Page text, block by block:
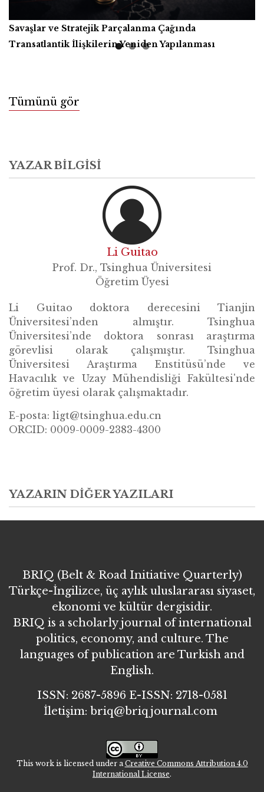
Savaşlar ve Stratejik Parçalanma Çağında
Transatlantik İlişkilerin Yeniden Yapılanması
Yapay Zekâ, Üretici Güçler ve İnsanlığın Ortak Refahı
Kitap İncelemesi
Tümünü gör
YAZAR BILGISI
Li Guitao
Prof. Dr., Tsinghua Üniversitesi
Öğretim Üyesi
Li Guitao doktora derecesini Tianjin
Üniversitesi’nden almıştır. Tsinghua
Üniversitesi’nde doktora sonrası araştırma
görevlisi olarak çalışmıştır. Tsinghua
Üniversitesi Araştırma Enstitüsü’nde ve
Havacılık ve Uzay Mühendisliği Fakültesi'nde
öğretim üyesi olarak çalışmaktadır.
E-posta: ligt@tsinghua.edu.cn
ORCID: 0009-0009-2383-4300
YAZARIN DIĞER YAZILARI
BRIQ (Belt & Road Initiative Quarterly)
Türkçe-İngilizce, üç aylık uluslararası siyaset,
ekonomi ve kültür dergisidir.
BRIQ is a scholarly journal of international
politics, economy, and culture. The
languages of publication are Turkish and
English.
ISSN: 2687-5896 E-ISSN: 2718-0581
İletişim: briq@briqjournal.com
This work is licensed under aCreative Commons Attribution 4.0
International License.